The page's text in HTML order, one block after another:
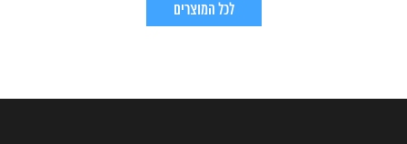
לכל המוצרים